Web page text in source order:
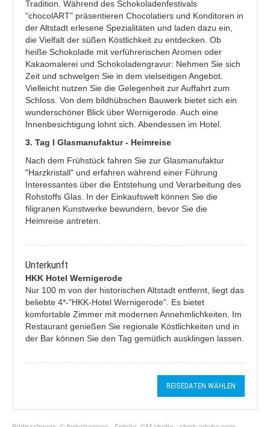
Tradition. Während des Schokoladenfestivals
"chocolART" präsentieren Chocolatiers und Konditoren in
der Altstadt erlesene Spezialitäten und laden dazu ein,
die Vielfalt der süßen Köstlichkeit zu entdecken. Ob
heiße Schokolade mit verführerischen Aromen oder
Kakaomalerei und Schokoladengravur: Nehmen Sie sich
Zeit und schwelgen Sie in dem vielseitigen Angebot.
Vielleicht nutzen Sie die Gelegenheit zur Auffahrt zum
Schloss. Von dem bildhübschen Bauwerk bietet sich ein
wunderschöner Blick über Wernigerode. Auch eine
Innenbesichtigung lohnt sich. Abendessen im Hotel.
3. Tag I Glasmanufaktur - Heimreise
Nach dem Frühstück fahren Sie zur Glasmanufaktur
"Harzkristall" und erfahren während einer Führung
Interessantes über die Entstehung und Verarbeitung des
Rohstoffs Glas. In der Einkaufswelt können Sie die
filigranen Kunstwerke bewundern, bevor Sie die
Heimreise antreten.
Unterkunft
HKK Hotel Wernigerode
Nur 100 m von der historischen Altstadt entfernt, liegt das
beliebte 4*-"HKK-Hotel Wernigerode". Es bietet
komfortable Zimmer mit modernen Annehmlichkeiten. Im
Restaurant genießen Sie regionale Köstlichkeiten und in
der Bar können Sie den Tag gemütlich ausklingen lassen.
REISEDATEN WÄHLEN